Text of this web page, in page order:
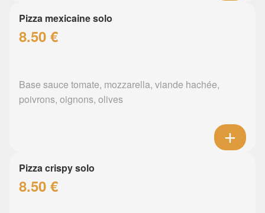
Pizza mexicaine solo
8.50 €
Base sauce tomate, mozzarella, viande hachée,
poivrons, oignons, olives
Pizza crispy solo
8.50 €